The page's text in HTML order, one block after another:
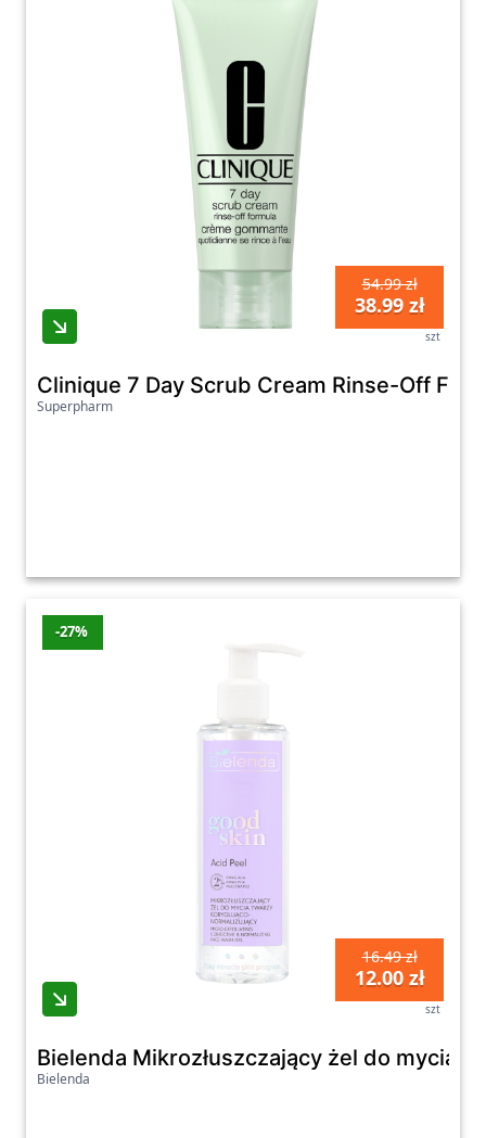
54.99 zł
38.99 zł
szt
Clinique 7 Day Scrub Cream Rinse-Off
Superpharm
-27%
16.49 zł
12.00 zł
szt
Bielenda Mikrozłuszczający żel do mycia
Bielenda